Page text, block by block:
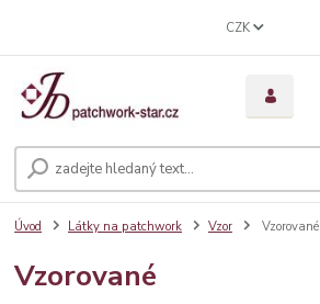
CZK
Úvod Látky na patchwork Vzor Vzorované
Vzorované